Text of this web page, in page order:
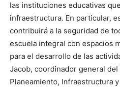
las instituciones educativas
infraestructura. En particular,
contribuirá a la seguridad de
escuela integral con espacios
para el desarrollo de las
Jacob, coordinador general
Planeamiento, Infraestructura